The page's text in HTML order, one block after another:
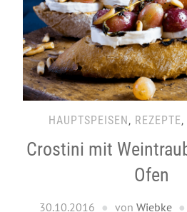
HAUPTSPEISEN, REZEPTE,
Crostini mit
Ofen
30.10.2016 von Wiebke